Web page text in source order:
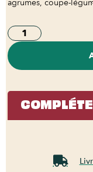
agrumes, coupe-